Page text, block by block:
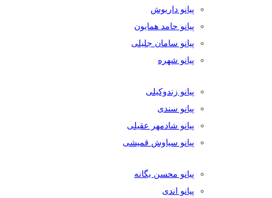
پیانو داریوش
پیانو حامد همایون
پیانو سامان جلیلی
پیانو شهره
پیانو زندوکیلی
پیانو سندی
پیانو شادمهر عقیلی
پیانو سیاوش قمیشی
پیانو محسن یگانه
پیانو اندی